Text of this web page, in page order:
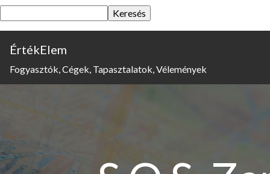
Keresés
ÉrtékElem
Fogyasztók, Cégek, Tapasztalatok, Vélemények